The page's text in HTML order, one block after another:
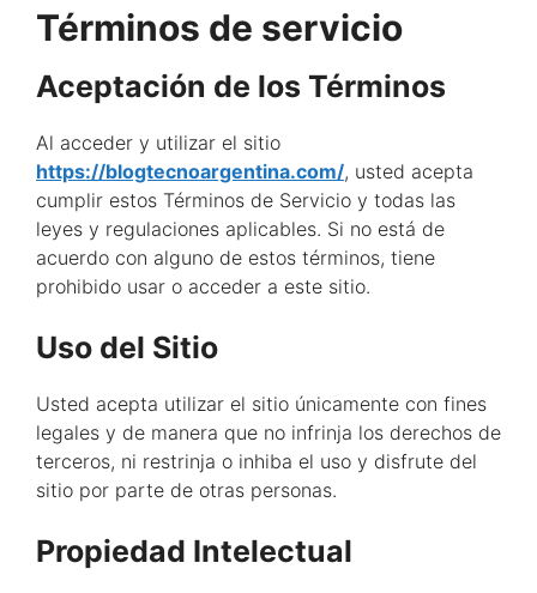
Términos de servicio
Aceptación de los Términos
Al acceder y utilizar el sitio
https://blogtecnoargentina.com/, usted acepta
cumplir estos Términos de Servicio y todas las
leyes y regulaciones aplicables. Si no está de
acuerdo con alguno de estos términos, tiene
prohibido usar o acceder a este sitio.
Uso del Sitio
Usted acepta utilizar el sitio únicamente con fines
legales y de manera que no infrinja los derechos de
terceros, ni restrinja o inhiba el uso y disfrute del
sitio por parte de otras personas.
Propiedad Intelectual